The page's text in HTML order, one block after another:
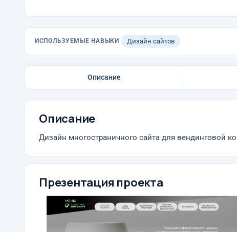
ИСПОЛЬЗУЕМЫЕ НАВЫКИ Дизайн сайтов
Описание
Описание
Дизайн многостраничного сайта для вендинговой
Презентация проекта